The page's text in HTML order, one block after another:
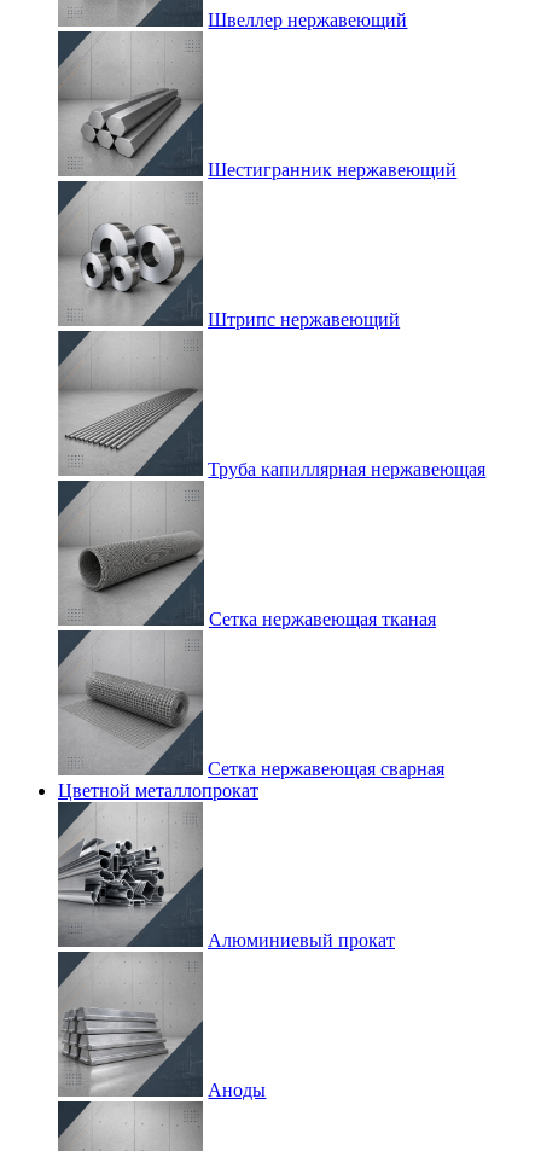
Швеллер нержавеющий
Шестигранник нержавеющий
Штрипс нержавеющий
Труба капиллярная нержавеющая
Сетка нержавеющая тканая
Сетка нержавеющая сварная
Цветной металлопрокат
Алюминиевый прокат
Аноды